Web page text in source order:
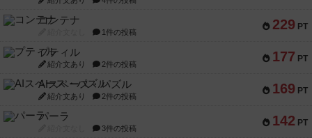
229 PT
コンテナ
1件の投稿
177 PT
プティル
紹介文あり 2件の投稿
169 PT
AIスペース・パズル
紹介文あり 2件の投稿
142 PT
パーラ
3件の投稿